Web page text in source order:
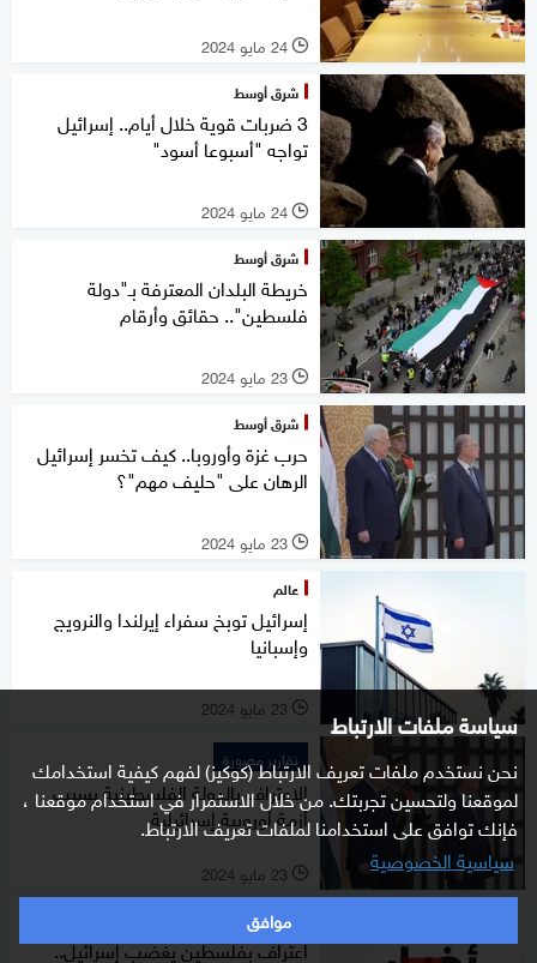
سياسة ملفات الارتباط
نحن نستخدم ملفات تعريف الارتباط (كوكيز) لفهم كيفية استخدامك
لموقعنا ولتحسين تجربتك. من خلال الاستمرار في استخدام موقعنا ،
فإنك توافق على استخدامنا لملفات تعريف الارتباط.
سياسية الخصوصية
موافق
l 24 مايو 2024
شرق أوسط
3 ضربات قوية خلال أيام.. إسرائيل
تواجه "أسبوعا أسود"
l 24 مايو 2024
شرق أوسط
خريطة البلدان المعترفة بـ"دولة
فلسطين".. حقائق وأرقام
l 23 مايو 2024
شرق أوسط
حرب غزة وأوروبا.. كيف تخسر إسرائيل
الرهان على "حليف مهم"؟
l 23 مايو 2024
عالم
إسرائيل توبخ سفراء إيرلندا والنرويج
وإسبانيا
l 23 مايو 2024
تقارير مصورة
الاعتراف بالدولة الفلسطينية يسبب
أزمة أوروبية إسرائيلية
l 23 مايو 2024
أخبار اليوم
اعتراف بفلسطين يغضب إسرائيل..